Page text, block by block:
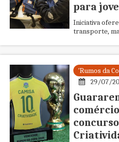
para
Iniciativa
transporte,
'Rumos da
29/07/